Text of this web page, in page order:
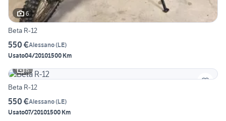
6
Beta R-12
550 €Alessano(LE)
Usato04/20101500 Km
6
Beta R-12
550 €Alessano(LE)
Usato07/20101500 Km